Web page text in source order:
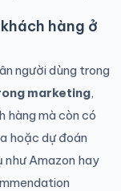
hàng ở
người dùng trong
marketing,
hàng mà còn có
hoặc dự đoán
như Amazon hay